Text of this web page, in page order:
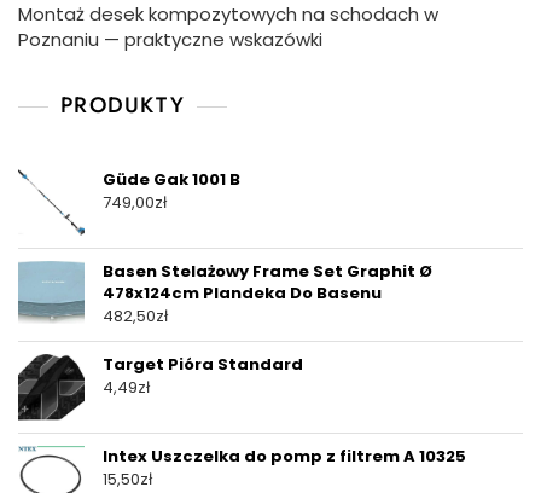
Montaż desek kompozytowych na schodach w
Poznaniu — praktyczne wskazówki
PRODUKTY
Güde Gak 1001 B
749,00zł
Basen Stelażowy Frame Set Graphit Ø
478x124cm Plandeka Do Basenu
482,50zł
Target Pióra Standard
4,49zł
Intex Uszczelka do pomp z filtrem A 10325
15,50zł